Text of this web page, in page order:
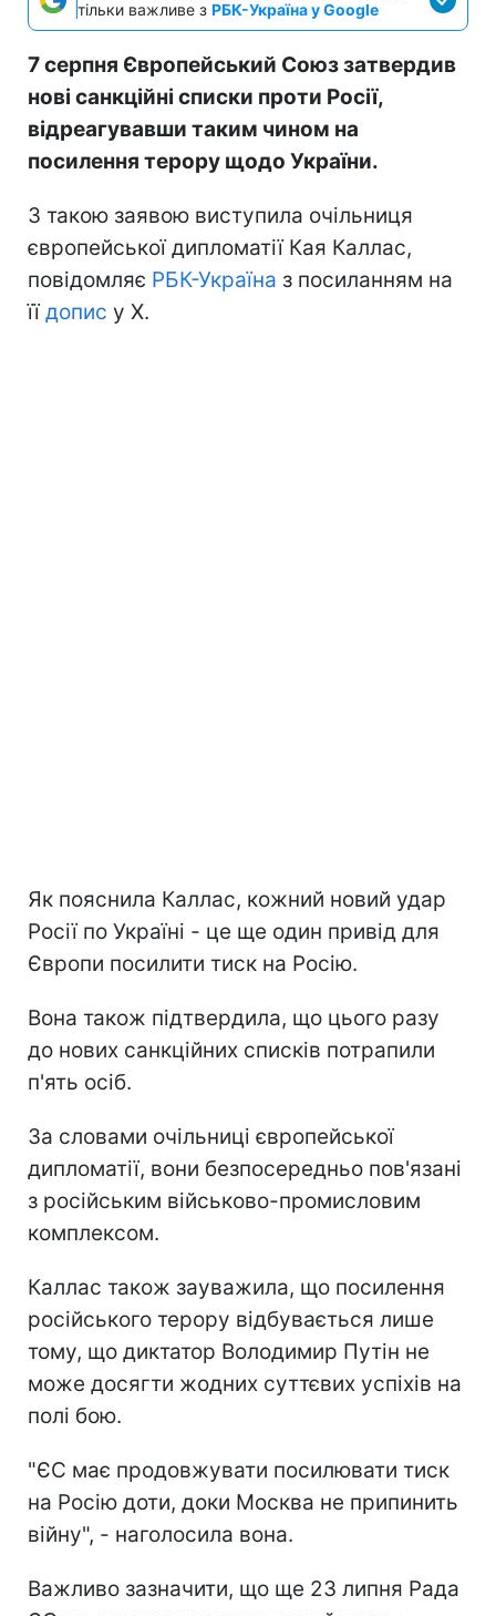
тільки важливе з РБК-Україна у Google
7 серпня Європейський Союз затвердив
нові санкційні списки проти Росії,
відреагувавши таким чином на
посилення терору щодо України.
З такою заявою виступила очільниця
європейської дипломатії Кая Каллас,
повідомляє РБК-Україна з посиланням на
їїдопис у Х.
Як пояснила Каллас, кожний новий удар
Росії по Україні - це ще один привід для
Європи посилити тиск на Росію.
Вона також підтвердила, що цього разу
до нових санкційних списків потрапили
п'ять осіб.
За словами очільниці європейської
дипломатії, вони безпосередньо пов'язані
з російським військово-промисловим
комплексом.
Каллас також зауважила, що посилення
російського терору відбувається лише
тому, що диктатор Володимир Путін не
може досягти жодних суттєвих успіхів на
полі бою.
"ЄС має продовжувати посилювати тиск
на Росію доти, доки Москва не припинить
війну", - наголосила вона.
Важливо зазначити, що ще 23 липня Рада